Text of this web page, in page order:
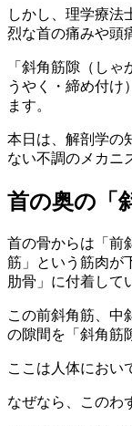
しかし、理学療法
烈な首の痛みや頭
「斜角筋隙（し
うやく・締め付け
ます。
本日は、解剖学の
ない不調のメカニ
首の奥の「
首の骨からは「前
筋」という筋肉が
肋骨」に付着して
この前斜角筋、中
の隙間を「斜角筋
ここは人体におい
なぜなら、このわ